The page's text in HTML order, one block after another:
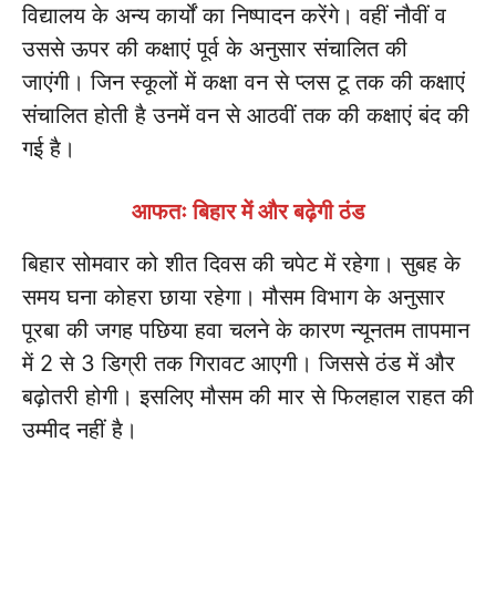
विद्यालय के अन्य कार्यों का निष्पादन करेंगे। वहीं नौवीं व
उससे ऊपर की कक्षाएं पूर्व के अनुसार संचालित की
जाएंगी। जिन स्कूलों में कक्षा वन से प्लस टू तक की कक्षाएं
संचालित होती है उनमें वन से आठवीं तक की कक्षाएं बंद की
गई है।
आफतः बिहार में और बढ़ेगी ठंड
बिहार सोमवार को शीत दिवस की चपेट में रहेगा। सुबह के
समय घना कोहरा छाया रहेगा। मौसम विभाग के अनुसार
पूरबा की जगह पछिया हवा चलने के कारण न्यूनतम तापमान
में 2 से 3 डिग्री तक गिरावट आएगी। जिससे ठंड में और
बढ़ोतरी होगी। इसलिए मौसम की मार से फिलहाल राहत की
उम्मीद नहीं है।